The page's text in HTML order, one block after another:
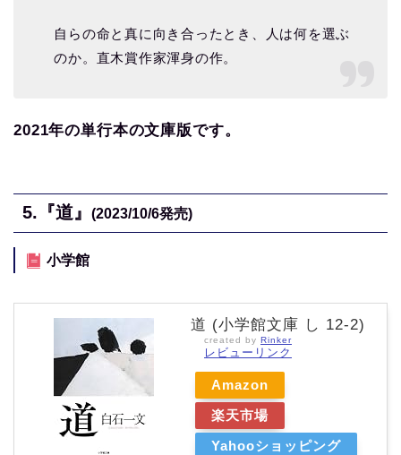
自らの命と真に向き合ったとき、人は何を選ぶ
のか。直木賞作家渾身の作。
2021年の単行本の文庫版です。
5. 『道』 (2023/10/6発売)
小学館
道 (小学館文庫 し 12-2)
created by Rinker
レビューリンク
Amazon
楽天市場
Yahooショッピング